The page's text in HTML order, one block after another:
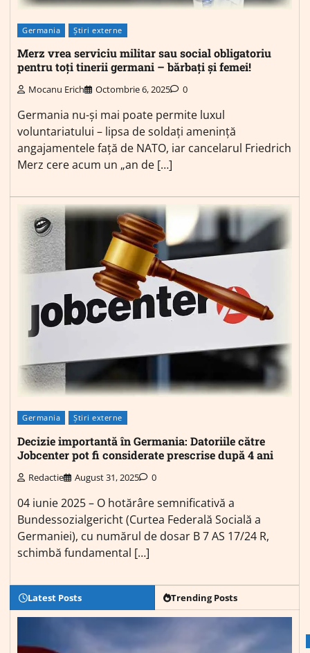
Germania Știri externe
Merz vrea serviciu militar sau social obligatoriu
pentru toți tinerii germani – bărbați și femei!
Mocanu Erich Octombrie 6, 2025 0
Germania nu-și mai poate permite luxul
voluntariatului – lipsa de soldați amenință
angajamentele față de NATO, iar cancelarul Friedrich
Merz cere acum un „an de […]
Germania Știri externe
Decizie importantă în Germania: Datoriile către
Jobcenter pot fi considerate prescrise după 4 ani
Redactie August 31, 2025 0
04 iunie 2025 – O hotărâre semnificativă a
Bundessozialgericht (Curtea Federală Socială a
Germaniei), cu numărul de dosar B 7 AS 17/24 R,
schimbă fundamental […]
Latest Posts Trending Posts